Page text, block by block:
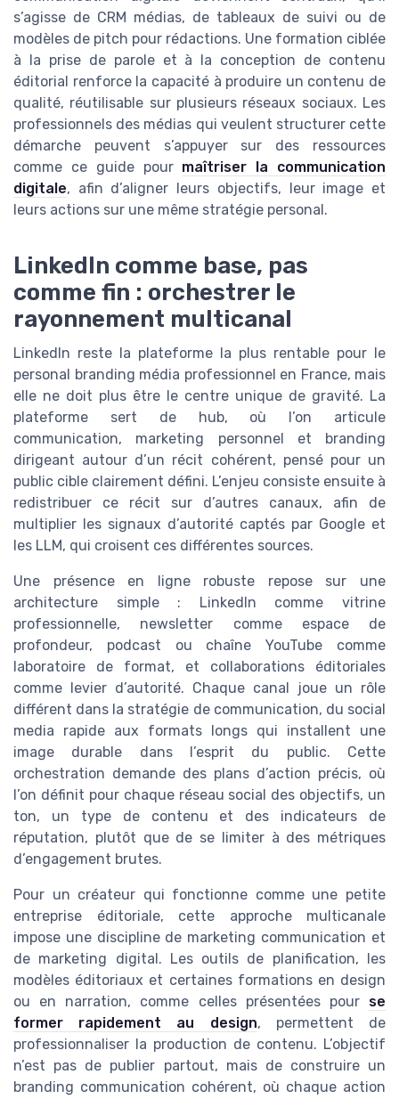
s’agisse de CRM médias, de tableaux de suivi ou de
modèles de pitch pour rédactions. Une formation ciblée
à la prise de parole et à la conception de contenu
éditorial renforce la capacité à produire un contenu de
qualité, réutilisable sur plusieurs réseaux sociaux. Les
professionnels des médias qui veulent structurer cette
démarche peuvent s’appuyer sur des ressources
comme ce guide pour maîtriser la communication
digitale, afin d’aligner leurs objectifs, leur image et
leurs actions sur une même stratégie personal.
LinkedIn comme base, pas
comme fin : orchestrer le
rayonnement multicanal
LinkedIn reste la plateforme la plus rentable pour le
personal branding média professionnel en France, mais
elle ne doit plus être le centre unique de gravité. La
plateforme sert de hub, où l’on articule
communication, marketing personnel et branding
dirigeant autour d’un récit cohérent, pensé pour un
public cible clairement défini. L’enjeu consiste ensuite à
redistribuer ce récit sur d’autres canaux, afin de
multiplier les signaux d’autorité captés par Google et
les LLM, qui croisent ces différentes sources.
Une présence en ligne robuste repose sur une
architecture simple : LinkedIn comme vitrine
professionnelle, newsletter comme espace de
profondeur, podcast ou chaîne YouTube comme
laboratoire de format, et collaborations éditoriales
comme levier d’autorité. Chaque canal joue un rôle
différent dans la stratégie de communication, du social
media rapide aux formats longs qui installent une
image durable dans l’esprit du public. Cette
orchestration demande des plans d’action précis, où
l’on définit pour chaque réseau social des objectifs, un
ton, un type de contenu et des indicateurs de
réputation, plutôt que de se limiter à des métriques
d’engagement brutes.
Pour un créateur qui fonctionne comme une petite
entreprise éditoriale, cette approche multicanale
impose une discipline de marketing communication et
de marketing digital. Les outils de planification, les
modèles éditoriaux et certaines formations en design
ou en narration, comme celles présentées pour se
former rapidement au design, permettent de
professionnaliser la production de contenu. L’objectif
n’est pas de publier partout, mais de construire un
branding communication cohérent, où chaque action